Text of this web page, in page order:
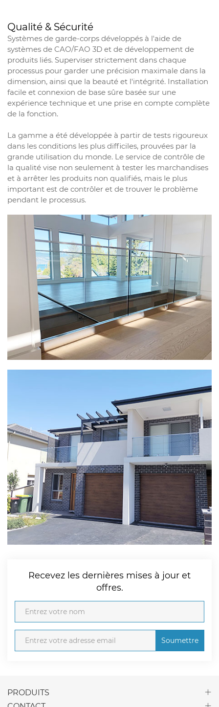
Qualité & Sécurité
Systèmes de garde-corps développés à l'aide de
systèmes de CAO/FAO 3D et de développement de
produits liés. Superviser strictement dans chaque
processus pour garder une précision maximale dans la
dimension, ainsi que la beauté et l'intégrité. Installation
facile et connexion de base sûre basée sur une
expérience technique et une prise en compte complète
de la fonction.
La gamme a été développée à partir de tests rigoureux
dans les conditions les plus difficiles, prouvées par la
grande utilisation du monde. Le service de contrôle de
la qualité vise non seulement à tester les marchandises
et à arrêter les produits non qualifiés, mais le plus
important est de contrôler et de trouver le problème
pendant le processus.
Recevez les dernières mises à jour et
offres.
Soumettre
PRODUITS